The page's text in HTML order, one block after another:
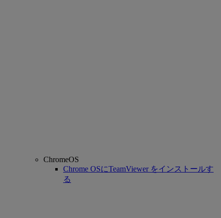
ChromeOS
Chrome OSにTeamViewer をインストールす
る